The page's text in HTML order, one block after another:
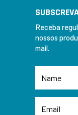
Receba
nossos
mail.